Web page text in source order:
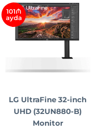
101₼
ayda
LG UltraFine 32-inch
UHD (32UN880-B)
Monitor